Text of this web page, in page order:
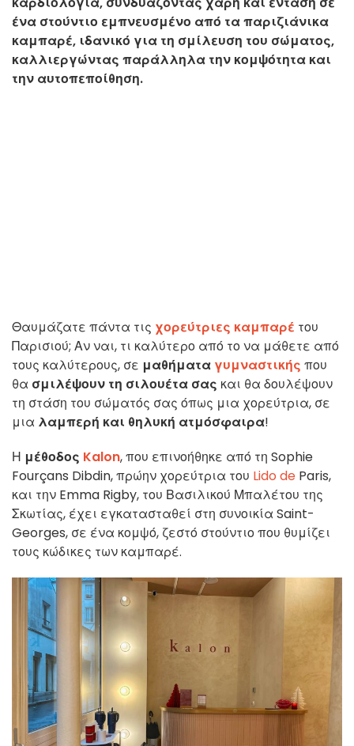
ένα στούντιο εμπνευσμένο από τα παριζιάνικα
καμπαρέ, ιδανικό για τη σμίλευση του σώματος,
καλλιεργώντας παράλληλα την κομψότητα και
την αυτοπεποίθηση.
Θαυμάζατε πάντα τις χορεύτριες καμπαρέ του
Παρισιού; Αν ναι, τι καλύτερο από το να μάθετε από
τους καλύτερους, σε μαθήματα γυμναστικής που
θα σμιλέψουν τη σιλουέτα σας και θα δουλέψουν
τη στάση του σώματός σας όπως μια χορεύτρια, σε
μια λαμπερή και θηλυκή ατμόσφαιρα!
Η μέθοδος Kalon, που επινοήθηκε από τη Sophie
Fourçans Dibdin, πρώην χορεύτρια του Lido de Paris,
και την Emma Rigby, του Βασιλικού Μπαλέτου της
Σκωτίας, έχει εγκατασταθεί στη συνοικία Saint-
Georges, σε ένα κομψό, ζεστό στούντιο που θυμίζει
τους κώδικες των καμπαρέ.